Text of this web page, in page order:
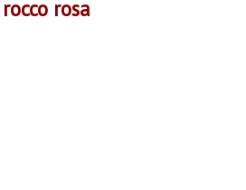
rocco rosa